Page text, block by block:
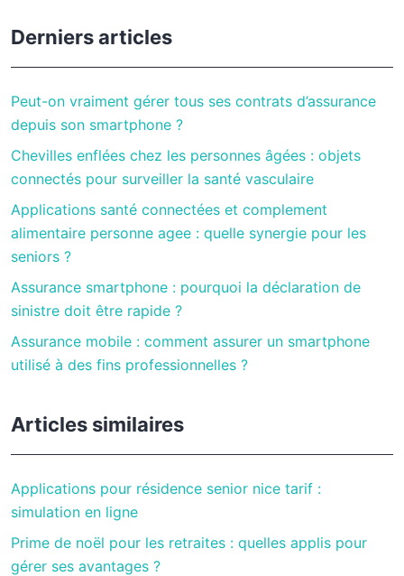
Derniers articles
Peut-on vraiment gérer tous ses contrats d’assurance
depuis son smartphone ?
Chevilles enflées chez les personnes âgées : objets
connectés pour surveiller la santé vasculaire
Applications santé connectées et complement
alimentaire personne agee : quelle synergie pour les
seniors ?
Assurance smartphone : pourquoi la déclaration de
sinistre doit être rapide ?
Assurance mobile : comment assurer un smartphone
utilisé à des fins professionnelles ?
Articles similaires
Applications pour résidence senior nice tarif :
simulation en ligne
Prime de noël pour les retraites : quelles applis pour
gérer ses avantages ?